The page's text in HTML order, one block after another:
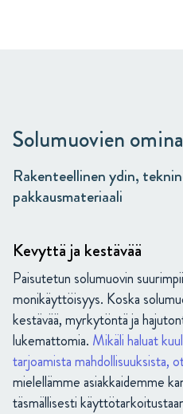
Solumuovien
Rakenteellinen ydin,
pakkausmateriaali
Kevyttä ja kestävää
Paisutetun solumuovin
monikäyttöisyys. Koska
kestävää, myrkytöntä ja
lukemattomia. Mikäli haluat
tarjoamista mahdollisuuksista,
mielellämme asiakkaidemme
täsmällisesti